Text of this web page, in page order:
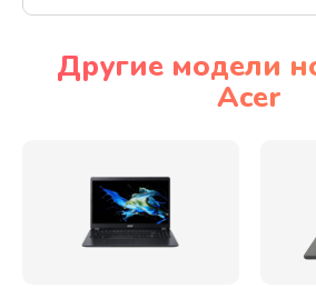
Настройка BIOS
Замена
Другие модели
Acer